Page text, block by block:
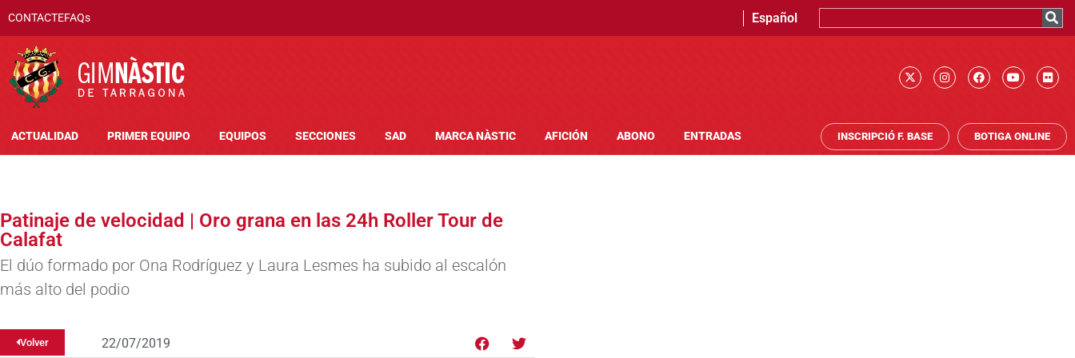
CONTACTEFAQs Español
ACTUALIDAD PRIMER EQUIPO EQUIPOS SECCIONES SAD MARCA NÀSTIC AFICIÓN ABONO ENTRADAS INSCRIPCIÓ F. BASE BOTIGA ONLINE
Patinaje de velocidad | Oro grana en las 24h Roller Tour de
Calafat
El dúo formado por Ona Rodríguez y Laura Lesmes ha subido al escalón
más alto del podio
Volver 22/07/2019